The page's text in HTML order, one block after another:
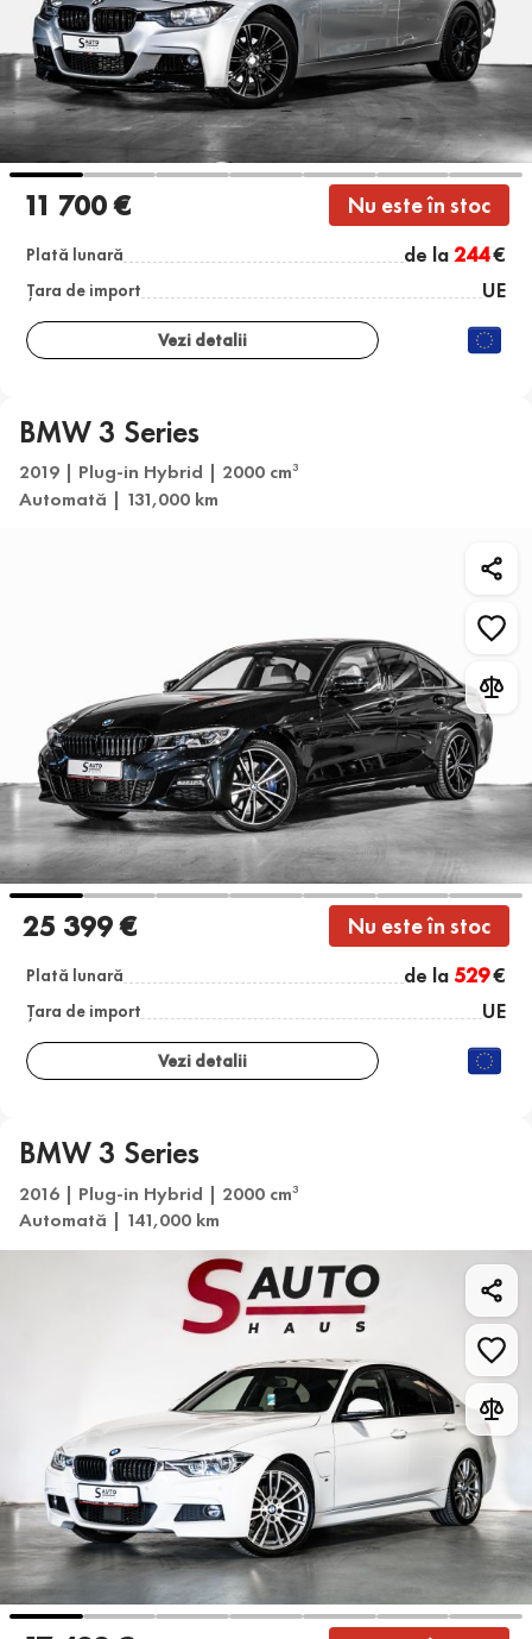
11 700 € Nu este în stoc
Plată lunară de la244€
Țara de import UE
Vezi detalii
BMW 3 Series
2019 | Plug-in Hybrid | 2000 cm3
Automată | 131,000 km
25 399 € Nu este în stoc
Plată lunară de la 529€
Țara de import UE
Vezi detalii
BMW 3 Series
2016 | Plug-in Hybrid | 2000 cm3
Automată | 141,000 km